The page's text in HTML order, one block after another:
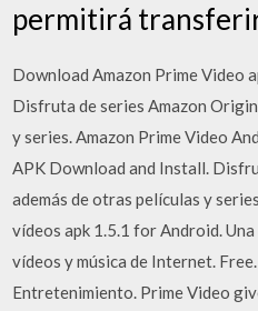
permitirá
Download Amazon Prime Video
Disfruta de series Amazon
y series. Amazon Prime Video
APK Download and Install.
además de otras películas y
vídeos apk 1.5.1 for Android.
vídeos y música de Internet.
Entretenimiento. Prime Video